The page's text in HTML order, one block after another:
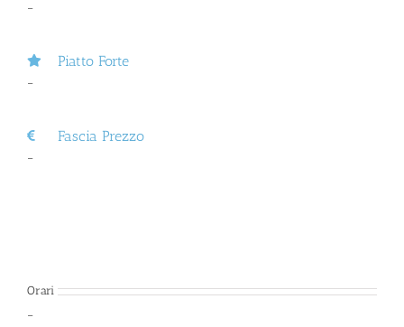
–
Piatto Forte
–
Fascia Prezzo
–
Orari
–